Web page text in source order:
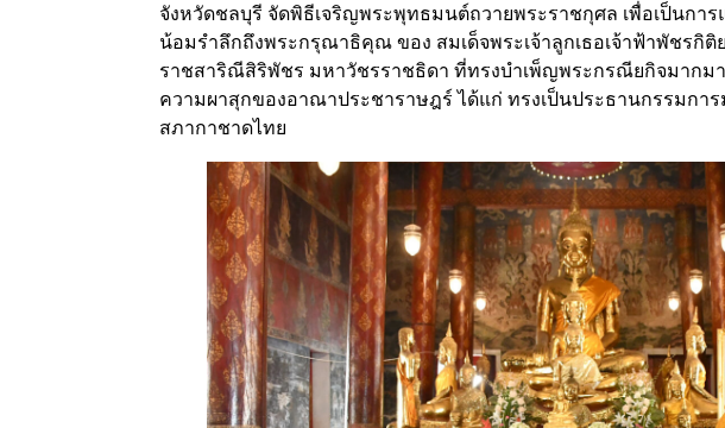
จังหวัดชลบุรี จัดพิธีเจริญพระพุทธมนต์ถวายพระราชกุศล เพื่อเป็นกา
น้อมรำลึกถึงพระกรุณาธิคุณ ของ สมเด็จพระเจ้าลูกเธอเจ้าฟ้าพัชรกิติ
ราชสาริณีสิริพัชร มหาวัชรราชธิดา ที่ทรงบำเพ็ญพระกรณียกิจมากม
ความผาสุกของอาณาประชาราษฎร์ ได้แก่ ทรงเป็นประธานกรรมกา
สภากาชาดไทย